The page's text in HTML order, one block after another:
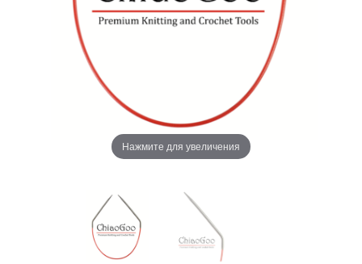
Нажмите для увеличения